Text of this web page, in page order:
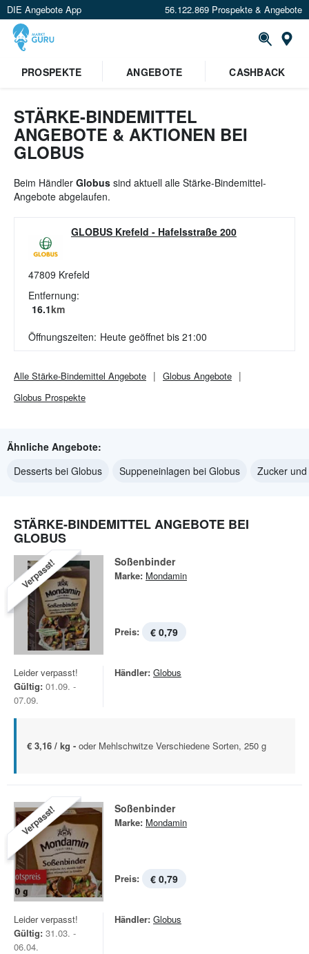
DIE Angebote App 56.122.869 Prospekte & Angebote
Standort festlegen
PROSPEKTE ANGEBOTE CASHBACK
STÄRKE-BINDEMITTEL
ANGEBOTE & AKTIONEN BEI
GLOBUS
Beim Händler Globus sind aktuell alle Stärke-Bindemittel-
Angebote abgelaufen.
GLOBUS Krefeld - Hafelsstraße 200
47809 Krefeld
Entfernung:
16.1km
Öffnungszeiten: Heute geöffnet bis 21:00
Alle Stärke-Bindemittel Angebote Globus Angebote
Globus Prospekte
Ähnliche Angebote:
Desserts bei Globus
Suppeneinlagen bei Globus Zucker
STÄRKE-BINDEMITTEL ANGEBOTE BEI
GLOBUS
Verpasst! Soßenbinder
Marke: Mondamin
Preis: € 0,79
Leider verpasst!
Gültig: 01.09. -
07.09.
Händler: Globus
€ 3,16 / kg - oder Mehlschwitze Verschiedene Sorten, 250 g
Verpasst! Soßenbinder
Marke: Mondamin
Preis: € 0,79
Leider verpasst!
Gültig: 31.03. -
06.04.
Händler: Globus